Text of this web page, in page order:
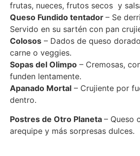
frutas, nueces, frutos secos y
Queso Fundido tentador – Se
Servido en su sartén con pan
Colosos – Dados de queso
carne o veggies.
Sopas del Olimpo – Cremosas,
funden lentamente.
Apanado Mortal – Crujiente por
dentro.
Postres de Otro Planeta – Queso
arequipe y más sorpresas dulces.